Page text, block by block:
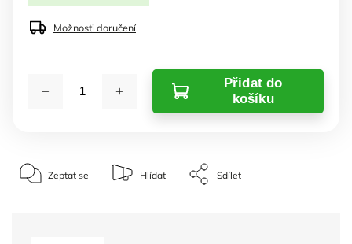
Možnosti doručení
Přidat do
košíku
Zeptat se Hlídat Sdílet